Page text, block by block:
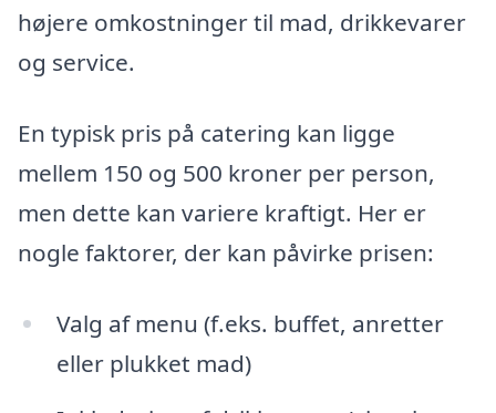
højere omkostninger til mad, drikkevarer
og service.
En typisk pris på catering kan ligge
mellem 150 og 500 kroner per person,
men dette kan variere kraftigt. Her er
nogle faktorer, der kan påvirke prisen:
Valg af menu (f.eks. buffet, anretter
eller plukket mad)